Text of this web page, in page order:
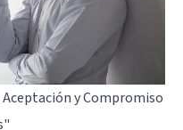
y Compromiso